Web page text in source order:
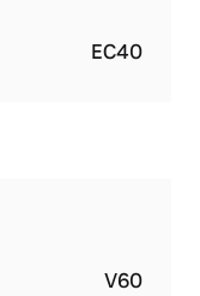
EC40
V60